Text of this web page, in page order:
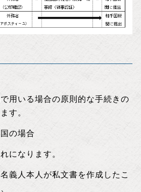
用いる場合の原則的な手続きの
す。
の場合
になります。
人本人が私文書を作成したこ